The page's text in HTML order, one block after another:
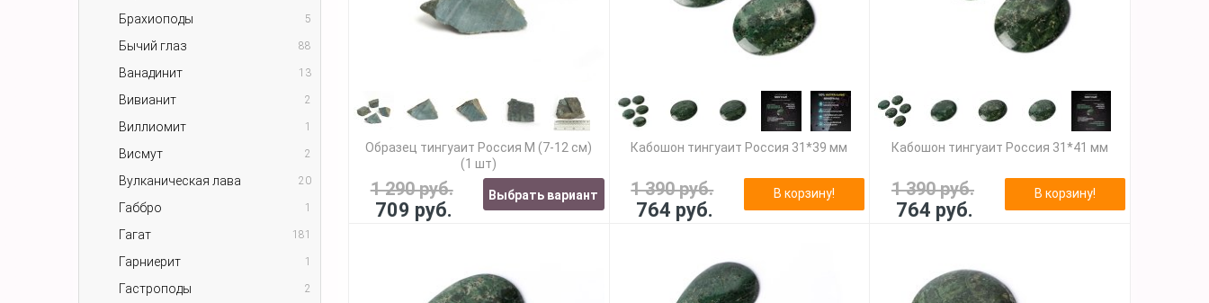
Брахиоподы 5
Бычий глаз 88
Ванадинит 13
Вивианит 2
Виллиомит 1
Висмут 2
Вулканическая лава 20
Габбро 1
Гагат 181
Гарниерит 1
Гастроподы 2
Образец тингуаит Россия M (7-12 см)
(1 шт)
1 290 руб.
709 руб.
Выбрать вариант
Кабошон тингуаит Россия 31*39 мм
1 390 руб.
764 руб.
В корзину!
Кабошон тингуаит Россия 31*41 мм
1 390 руб.
764 руб.
В корзину!